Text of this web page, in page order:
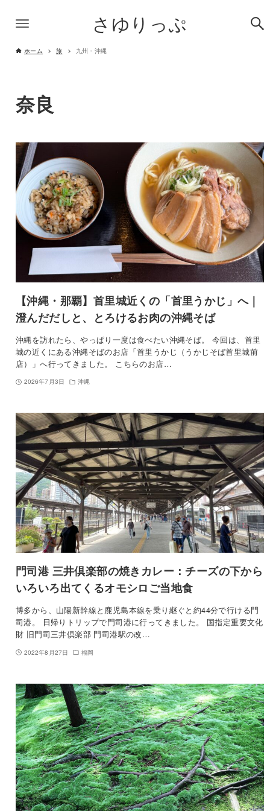
さゆりっぷ
ホーム 旅 九州・沖縄
奈良
【沖縄・那覇】首里城近くの「首里うかじ」へ｜
澄んだだしと、とろけるお肉の沖縄そば
沖縄を訪れたら、やっぱり一度は食べたい沖縄そば。 今回は、首里
城の近くにある沖縄そばのお店「首里うかじ（うかじそば首里城前
店）」へ行ってきました。 こちらのお店…
2026年7月3日 沖縄
門司港 三井倶楽部の焼きカレー：チーズの下から
いろいろ出てくるオモシロご当地食
博多から、山陽新幹線と鹿児島本線を乗り継ぐと約44分で行ける門
司港。 日帰りトリップで門司港に行ってきました。 国指定重要文化
財 旧門司三井倶楽部 門司港駅の改…
2022年8月27日 福岡